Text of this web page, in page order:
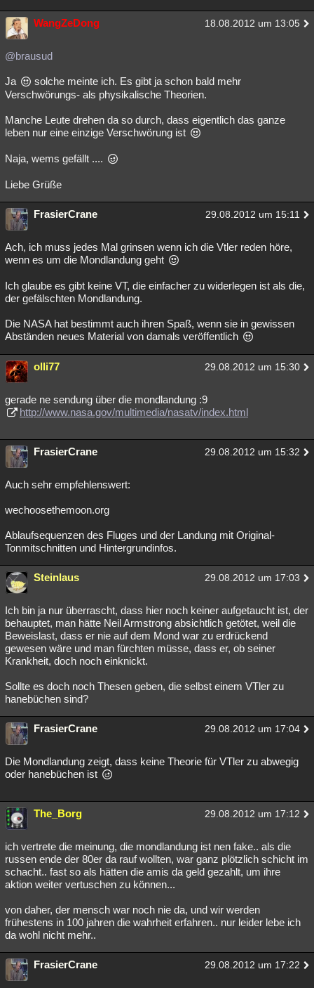
WangZeDong 18.08.2012 um 13:05
@brausud
Ja
solche meinte ich. Es gibt ja schon bald mehr
Verschwörungs- als physikalische Theorien.
Manche Leute drehen da so durch, dass eigentlich das ganze
leben nur eine einzige Verschwörung ist
Naja, wems gefällt ....
Liebe Grüße
FrasierCrane 29.08.2012 um 15:11
Ach, ich muss jedes Mal grinsen wenn ich die Vtler reden höre,
wenn es um die Mondlandung geht
Ich glaube es gibt keine VT, die einfacher zu widerlegen ist als die,
der gefälschten Mondlandung.
Die NASA hat bestimmt auch ihren Spaß, wenn sie in gewissen
Abständen neues Material von damals veröffentlich
olli77 29.08.2012 um 15:30
gerade ne sendung über die mondlandung :9
http://www.nasa.gov/multimedia/nasatv/index.html
FrasierCrane 29.08.2012 um 15:32
Auch sehr empfehlenswert:
wechoosethemoon.org
Ablaufsequenzen des Fluges und der Landung mit Original-
Tonmitschnitten und Hintergrundinfos.
Steinlaus 29.08.2012 um 17:03
Ich bin ja nur überrascht, dass hier noch keiner aufgetaucht ist, der
behauptet, man hätte Neil Armstrong absichtlich getötet, weil die
Beweislast, dass er nie auf dem Mond war zu erdrückend
gewesen wäre und man fürchten müsse, dass er, ob seiner
Krankheit, doch noch einknickt.
Sollte es doch noch Thesen geben, die selbst einem VTler zu
hanebüchen sind?
FrasierCrane 29.08.2012 um 17:04
Die Mondlandung zeigt, dass keine Theorie für VTler zu abwegig
oder hanebüchen ist
The_Borg 29.08.2012 um 17:12
ich vertrete die meinung, die mondlandung ist nen fake.. als die
russen ende der 80er da rauf wollten, war ganz plötzlich schicht im
schacht.. fast so als hätten die amis da geld gezahlt, um ihre
aktion weiter vertuschen zu können...
von daher, der mensch war noch nie da, und wir werden
frühestens in 100 jahren die wahrheit erfahren.. nur leider lebe ich
da wohl nicht mehr..
FrasierCrane 29.08.2012 um 17:22